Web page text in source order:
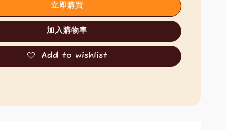
立即購買
加入購物車
Add to wishlist